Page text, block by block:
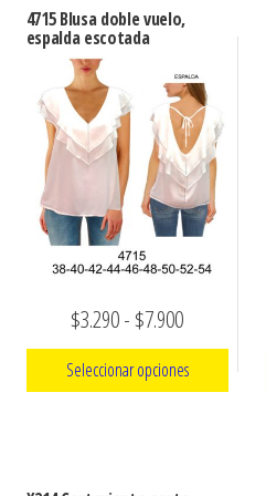
4715 Blusa doble vuelo,
espalda escotada
$3.290- $7.900Rango
de
precios:
Seleccionar opciones